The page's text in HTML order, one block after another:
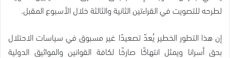
لطرحه للتصويت في القراءتين الثانية والثالثة خلال الأسبوع المقبل.
إن هذا التطور الخطير يُعدّ تصعيدًا غير مسبوق في سياسات الاحتلال
بحق أسرانا ويمثل انتهاكًا صارخًا لكافة القوانين والمواثيق الدولية